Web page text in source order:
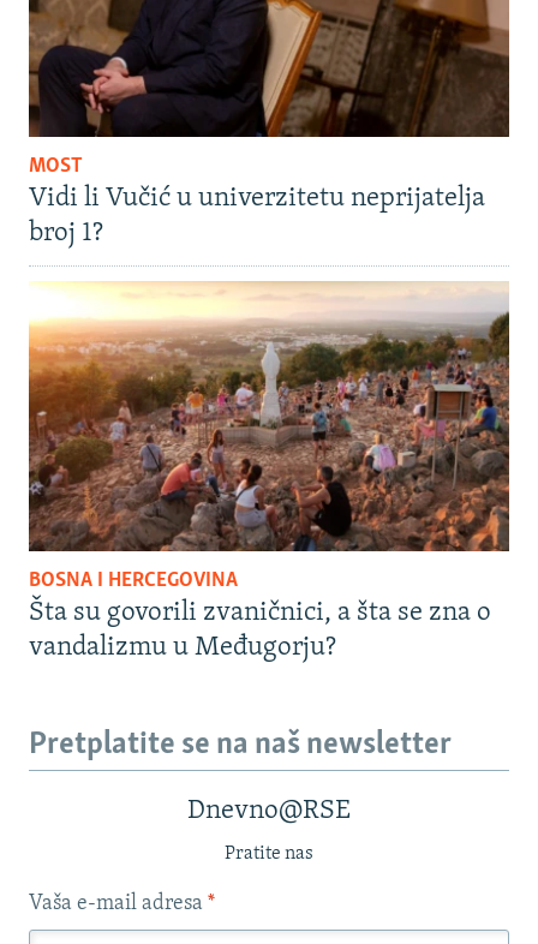
MOST
Vidi li Vučić u univerzitetu neprijatelja
broj 1?
BOSNA I HERCEGOVINA
Šta su govorili zvaničnici, a šta se zna o
vandalizmu u Međugorju?
Pretplatite se na naš newsletter
Dnevno@RSE
Pratite nas
Vaša e-mail adresa *